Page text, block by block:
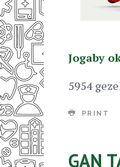
Jogaby
5954
PRINT
GAN